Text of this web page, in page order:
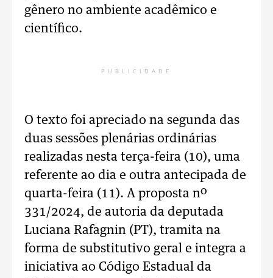
gênero no ambiente acadêmico e
científico.
PUBLICIDADE
O texto foi apreciado na segunda das
duas sessões plenárias ordinárias
realizadas nesta terça-feira (10), uma
referente ao dia e outra antecipada de
quarta-feira (11). A proposta nº
331/2024, de autoria da deputada
Luciana Rafagnin (PT), tramita na
forma de substitutivo geral e integra a
iniciativa ao Código Estadual da